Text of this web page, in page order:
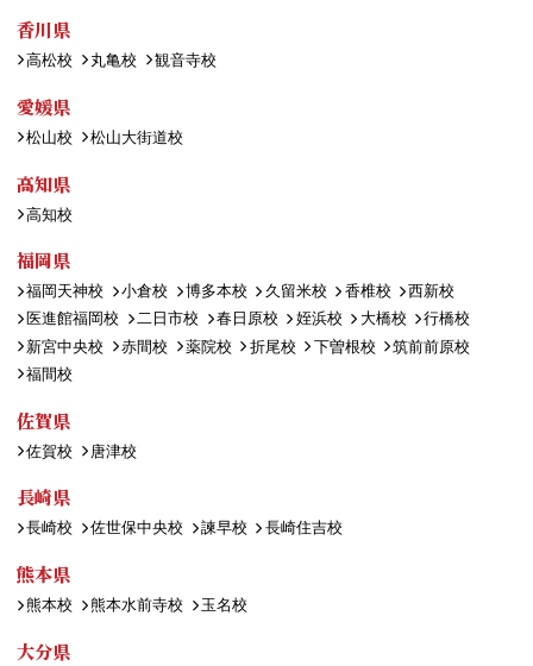
香川県
高松校 丸亀校 観音寺校
愛媛県
松山校 松山大街道校
高知県
高知校
福岡県
福岡天神校 小倉校 博多本校 久留米校 香椎校
西新校
医進館福岡校
二日市校 春日原校 姪浜校 大橋校
行橋校
新宮中央校
赤間校 薬院校 折尾校 下曽根校
筑前前原校
福間校
佐賀県
佐賀校 唐津校
長崎県
長崎校 佐世保中央校 諫早校 長崎住吉校
熊本県
熊本校 熊本水前寺校 玉名校
大分県